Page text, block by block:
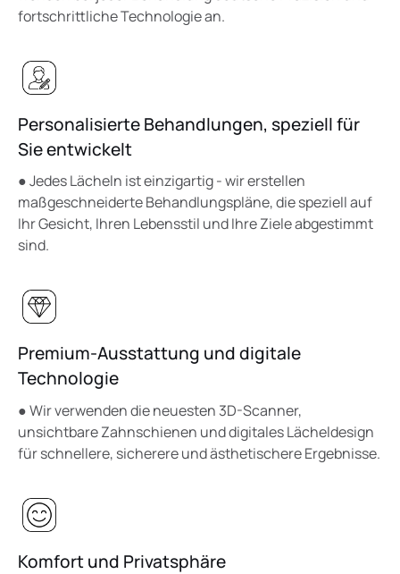
fortschrittliche Technologie an.
Personalisierte Behandlungen, speziell für
Sie entwickelt
● Jedes Lächeln ist einzigartig - wir erstellen
maßgeschneiderte Behandlungspläne, die speziell auf
Ihr Gesicht, Ihren Lebensstil und Ihre Ziele abgestimmt
sind.
Premium-Ausstattung und digitale
Technologie
● Wir verwenden die neuesten 3D-Scanner,
unsichtbare Zahnschienen und digitales Lächeldesign
für schnellere, sicherere und ästhetischere Ergebnisse.
Komfort und Privatsphäre